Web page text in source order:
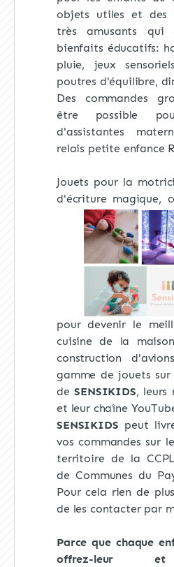
objets utiles et des
très amusants qui
bienfaits éducatifs:
pluie, jeux
poutres d'équilibre,
Des commandes
être possible
d'assistantes
relais petite enfance
Jouets pour la
d'écriture magique,
pour devenir le
cuisine de la
construction
gamme de jouets
deSENSIKIDS, leurs
et leur chaîne
SENSIKIDS peut
vos commandes sur
territoire de la
de Communes du
Pour cela rien de
de les contacter par
Parce que chaque
offrez-leur